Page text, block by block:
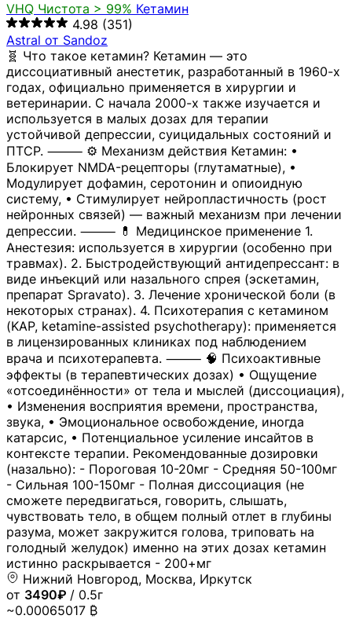
VHQ Чистота > 99% Кетамин
4.98 (351)
Astral от Sandoz
🧬 Что такое кетамин? Кетамин — это
диссоциативный анестетик, разработанный в 1960-х
годах, официально применяется в хирургии и
ветеринарии. С начала 2000-х также изучается и
используется в малых дозах для терапии
устойчивой депрессии, суицидальных состояний и
ПТСР. ⸻ ⚙️ Механизм действия Кетамин: •
Блокирует NMDA-рецепторы (глутаматные), •
Модулирует дофамин, серотонин и опиоидную
систему, • Стимулирует нейропластичность (рост
нейронных связей) — важный механизм при лечении
депрессии. ⸻ 💊 Медицинское применение 1.
Анестезия: используется в хирургии (особенно при
травмах). 2. Быстродействующий антидепрессант: в
виде инъекций или назального спрея (эскетамин,
препарат Spravato). 3. Лечение хронической боли (в
некоторых странах). 4. Психотерапия с кетамином
(KAP, ketamine-assisted psychotherapy): применяется
в лицензированных клиниках под наблюдением
врача и психотерапевта. ⸻ 🧠 Психоактивные
эффекты (в терапевтических дозах) • Ощущение
«отсоединённости» от тела и мыслей (диссоциация),
• Изменения восприятия времени, пространства,
звука, • Эмоциональное освобождение, иногда
катарсис, • Потенциальное усиление инсайтов в
контексте терапии. Рекомендованные дозировки
(назально): - Пороговая 10-20мг - Средняя 50-100мг
- Сильная 100-150мг - Полная диссоциация (не
сможете передвигаться, говорить, слышать,
чувствовать тело, в общем полный отлет в глубины
разума, может закружится голова, триповать на
голодный желудок) именно на этих дозах кетамин
истинно раскрывается - 200+мг
Нижний Новгород, Москва, Иркутск
от 3490₽ / 0.5г
~0.00065017 ₿